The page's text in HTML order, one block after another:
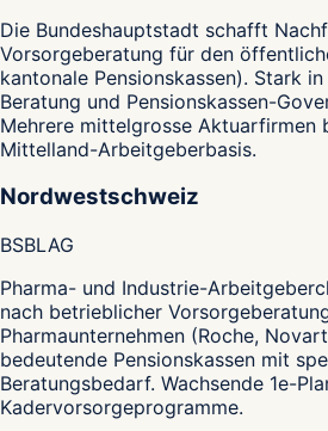
Die Bundeshauptstadt schafft
Vorsorgeberatung für den
kantonale Pensionskassen). Stark
Beratung und Pensionskassen-
Mehrere mittelgrosse Aktuarfirmen
Mittelland-Arbeitgeberbasis.
Nordwestschweiz
BSBLAG
Pharma- und Industrie-
nach betrieblicher
Pharmaunternehmen (Roche,
bedeutende Pensionskassen mit
Beratungsbedarf. Wachsende 1e-
Kadervorsorgeprogramme.